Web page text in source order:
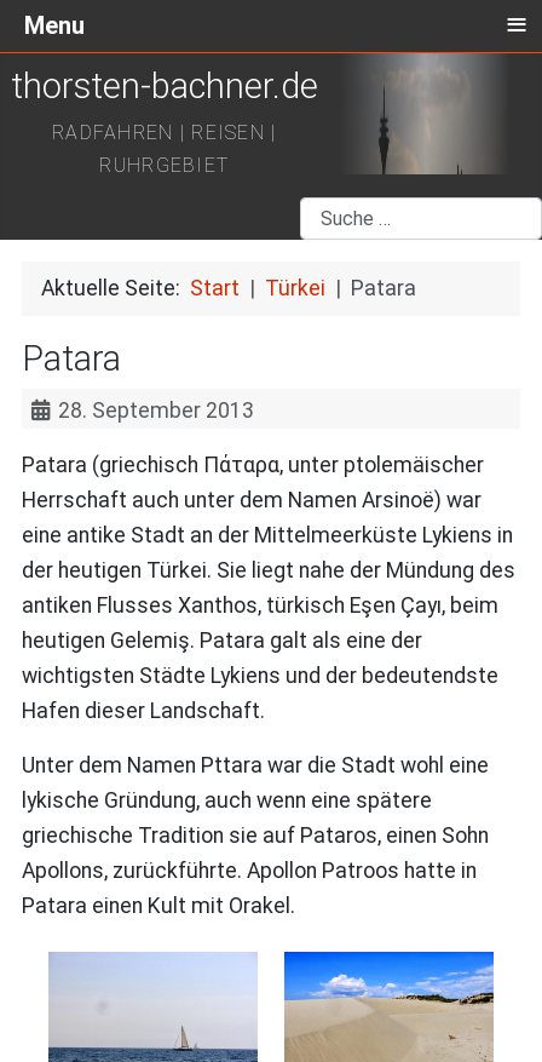
thorsten-bachner.de
RADFAHREN | REISEN |
RUHRGEBIET
Suchen
Aktuelle Seite: Start Türkei Patara
Patara
28. September 2013
Patara (griechisch Πάταρα, unter ptolemäischer
Herrschaft auch unter dem Namen Arsinoë) war
eine antike Stadt an der Mittelmeerküste Lykiens in
der heutigen Türkei. Sie liegt nahe der Mündung des
antiken Flusses Xanthos, türkisch Eşen Çayı, beim
heutigen Gelemiş. Patara galt als eine der
wichtigsten Städte Lykiens und der bedeutendste
Hafen dieser Landschaft.
Unter dem Namen Pttara war die Stadt wohl eine
lykische Gründung, auch wenn eine spätere
griechische Tradition sie auf Pataros, einen Sohn
Apollons, zurückführte. Apollon Patroos hatte in
Patara einen Kult mit Orakel.
Menu ≡